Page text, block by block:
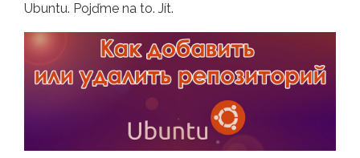
Ubuntu. Pojďme na to. Jít.